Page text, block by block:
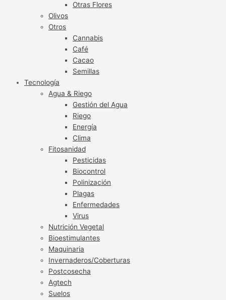
Otras Flores
Olivos
Otros
Cannabis
Café
Cacao
Semillas
Tecnología
Agua & Riego
Gestión del Agua
Riego
Energía
Clima
Fitosanidad
Pesticidas
Biocontrol
Polinización
Plagas
Enfermedades
Virus
Nutrición Vegetal
Bioestimulantes
Maquinaria
Invernaderos/Coberturas
Postcosecha
Agtech
Suelos